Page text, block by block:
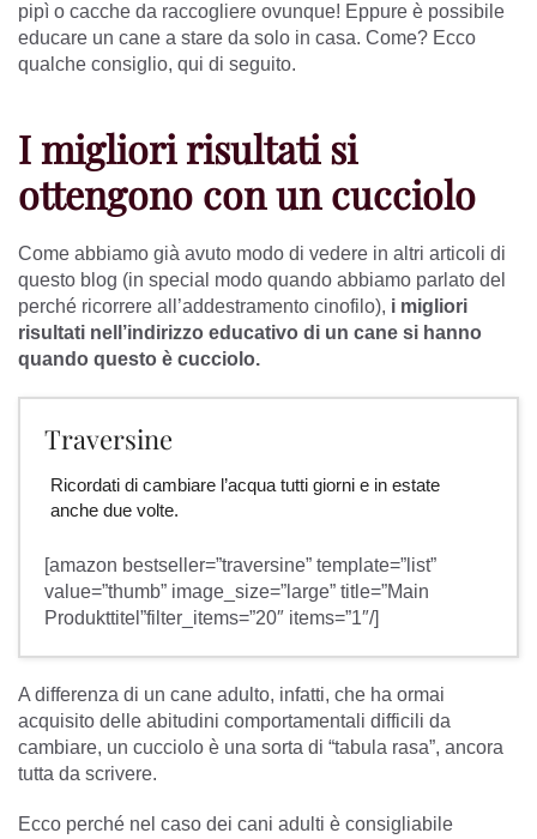
pipì o cacche da raccogliere ovunque! Eppure è possibile
educare un cane a stare da solo in casa. Come? Ecco
qualche consiglio, qui di seguito.
I migliori risultati si
ottengono con un cucciolo
Come abbiamo già avuto modo di vedere in altri articoli di
questo blog (in special modo quando abbiamo parlato del
perché ricorrere all’addestramento cinofilo), i migliori
risultati nell’indirizzo educativo di un cane si hanno
quando questo è cucciolo.
Traversine
Ricordati di cambiare l’acqua tutti giorni e in estate
anche due volte.
[amazon bestseller=”traversine” template=”list”
value=”thumb” image_size=”large” title=”Main
Produkttitel”filter_items=”20″ items=”1″/]
A differenza di un cane adulto, infatti, che ha ormai
acquisito delle abitudini comportamentali difficili da
cambiare, un cucciolo è una sorta di “tabula rasa”, ancora
tutta da scrivere.
Ecco perché nel caso dei cani adulti è consigliabile